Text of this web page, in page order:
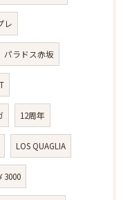
レ
パラドス赤坂
12周年
LOS QUAGLIA
3000